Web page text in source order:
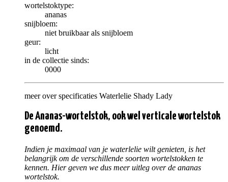
wortelstoktype:
ananas
snijbloem:
niet bruikbaar als snijbloem
geur:
licht
in de collectie sinds:
0000
meer over specificaties Waterlelie Shady Lady
De Ananas-wortelstok, ook wel verticale wortelstok
genoemd.
Indien je maximaal van je waterlelie wilt genieten, is het
belangrijk om de verschillende soorten wortelstokken te
kennen. Hier geven we dus meer uitleg over de ananas
wortelstok.